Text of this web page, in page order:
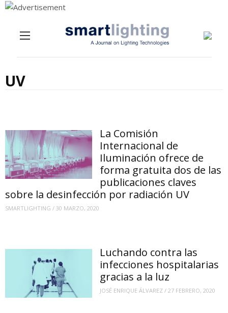
UV
La Comisión
Internacional de
Iluminación ofrece de
forma gratuita dos de las
publicaciones claves
sobre la desinfección por radiación UV
SMARTLIGHTING / 30 MARZO, 2020
Luchando contra las
infecciones hospitalarias
gracias a la luz
JOSÉ ENRIQUE ÁLVAREZ /27 FEBRERO, 2020